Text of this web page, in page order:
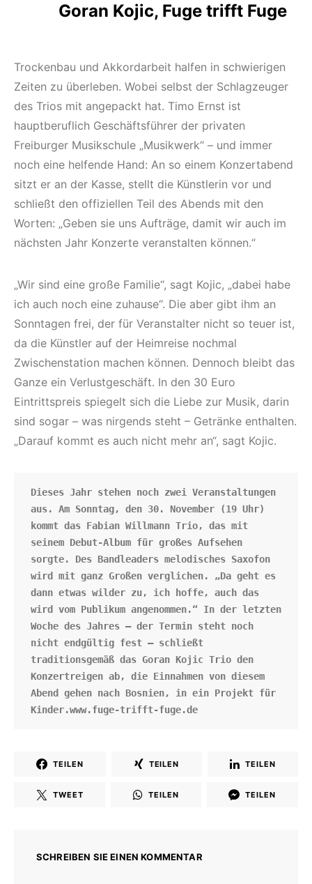
Goran Kojic, Fuge trifft Fuge
Trockenbau und Akkordarbeit halfen in schwierigen
Zeiten zu überleben. Wobei selbst der Schlagzeuger
des Trios mit angepackt hat. Timo Ernst ist
hauptberuflich Geschäftsführer der privaten
Freiburger Musikschule „Musikwerk“ – und immer
noch eine helfende Hand: An so einem Konzertabend
sitzt er an der Kasse, stellt die Künstlerin vor und
schließt den offiziellen Teil des Abends mit den
Worten: „Geben sie uns Aufträge, damit wir auch im
nächsten Jahr Konzerte veranstalten können.“
„Wir sind eine große Familie“, sagt Kojic, „dabei habe
ich auch noch eine zuhause“. Die aber gibt ihm an
Sonntagen frei, der für Veranstalter nicht so teuer ist,
da die Künstler auf der Heimreise nochmal
Zwischenstation machen können. Dennoch bleibt das
Ganze ein Verlustgeschäft. In den 30 Euro
Eintrittspreis spiegelt sich die Liebe zur Musik, darin
sind sogar – was nirgends steht – Getränke enthalten.
„Darauf kommt es auch nicht mehr an“, sagt Kojic.
Dieses Jahr stehen noch zwei Veranstaltungen
aus. Am Sonntag, den 30. November (19 Uhr)
kommt das Fabian Willmann Trio, das mit
seinem Debut-Album für großes Aufsehen
sorgte. Des Bandleaders melodisches Saxofon
wird mit ganz Großen verglichen. „Da geht es
dann etwas wilder zu, ich hoffe, auch das
wird vom Publikum angenommen.“ In der letzten
Woche des Jahres – der Termin steht noch
nicht endgültig fest – schließt
traditionsgemäß das Goran Kojic Trio den
Konzertreigen ab, die Einnahmen von diesem
Abend gehen nach Bosnien, in ein Projekt für
Kinder.www.fuge-trifft-fuge.de
TEILEN TEILEN TEILEN
TWEET TEILEN TEILEN
SCHREIBEN SIE EINEN KOMMENTAR